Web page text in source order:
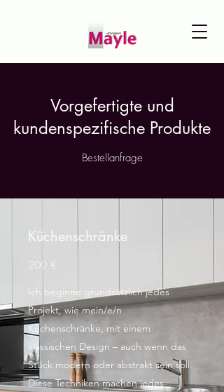
Vorgefertigte und
kundenspezifische Produkte
Bestellanfrage
Küchenschränke
200 €
Ich beginne grundsätzlich jedes
Projekt, wie mein/e/n
Küchenschränke, mit einem
klassischen Design – auch wenn das
Stück modern oder abstrakt sein soll.
Diese Techniken machen jedes